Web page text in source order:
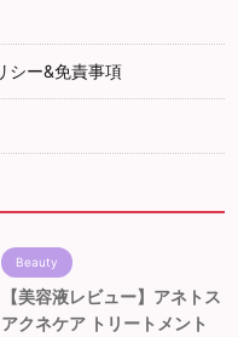
シー&免責事項
Beauty
【美容液レビュー】アネトス
アクネケア トリートメント